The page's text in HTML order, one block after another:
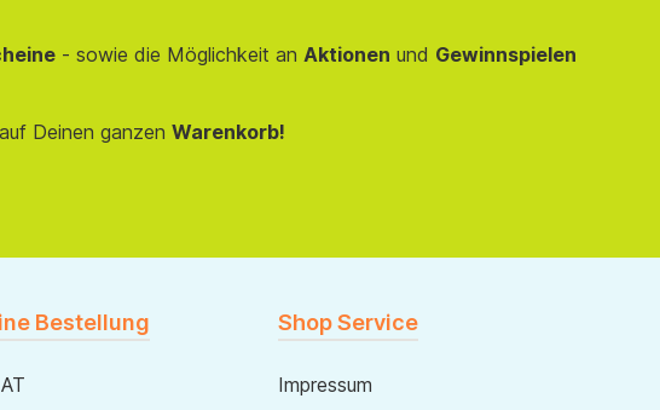
- sowie die Möglichkeit an Aktionen und Gewinnspielen
auf Deinen ganzen Warenkorb!
Bestellung Shop Service
Impressum